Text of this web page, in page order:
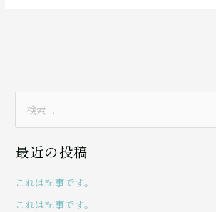
索
対
:
最近の投稿
これは記事です。
これは記事です。